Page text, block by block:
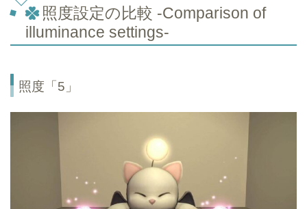
照度設定の比較 -Comparison of
illuminance settings-
照度「5」